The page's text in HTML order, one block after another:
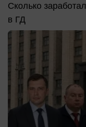
Сколько
в ГД